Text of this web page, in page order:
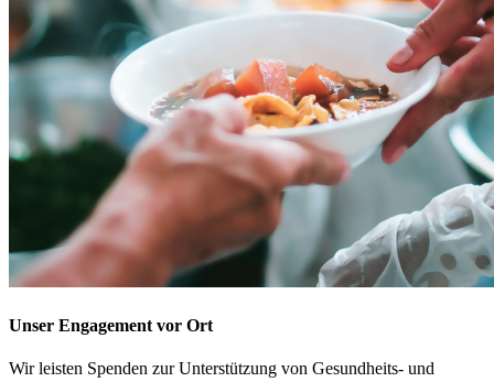
Unser Engagement vor Ort
Wir leisten Spenden zur Unterstützung von Gesundheits- und